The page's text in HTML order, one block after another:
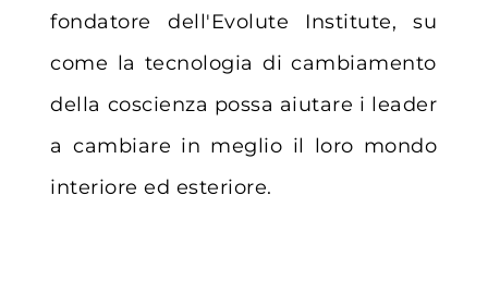
fondatore dell'Evolute Institute, su
come la tecnologia di cambiamento
della coscienza possa aiutare i leader
a cambiare in meglio il loro mondo
interiore ed esteriore.